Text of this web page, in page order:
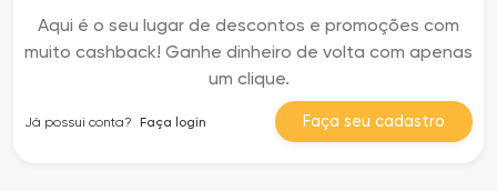
Aqui é o seu lugar de descontos e promoções com
muito cashback! Ganhe dinheiro de volta com apenas
um clique.
Faça seu cadastro
Já possui conta? Faça login